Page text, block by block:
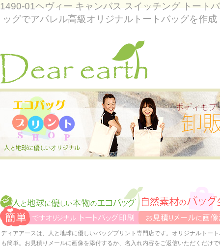
1490-01ヘヴィー キャンバス スイッチング トートバ
ッグでアパレル高級オリジナルトートバッグを作成
ディアアースは、人と地球に優しいバッグプリント専門店です。オリジナルトー
も簡単。お見積りメールに画像を添付するか、名入れ内容をご返信いただくだけ